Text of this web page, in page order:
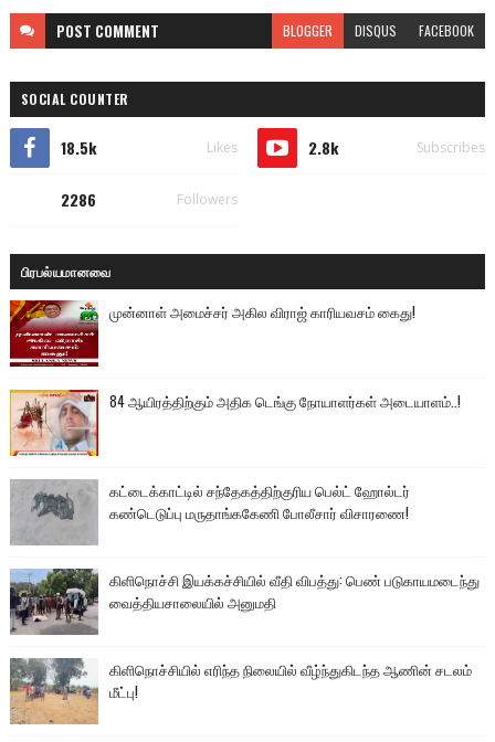
POST COMMENT BLOGGER DISQUS FACEBOOK
SOCIAL COUNTER
18.5k Likes 2.8k Subscribes
2286 Followers
பிரபல்யமானவை
முன்னாள் அமைச்சர் அகில விராஜ் காரியவசம் கைது!
84 ஆயிரத்திற்கும் அதிக டெங்கு நோயாளர்கள் அடையாளம்..!
கட்டைக்காட்டில் சந்தேகத்திற்குரிய பெல்ட் ஹோல்டர்
கண்டெடுப்பு மருதாங்ககேணி போலீசார் விசாரணை!
கிளிநொச்சி இயக்கச்சியில் வீதி விபத்து: பெண் படுகாயமடைந்து
வைத்தியசாலையில் அனுமதி
கிளிநொச்சியில் எரிந்த நிலையில் வீழ்ந்துகிடந்த ஆணின் சடலம்
மீட்பு!